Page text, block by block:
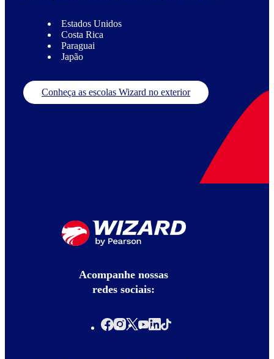
Estados Unidos
Costa Rica
Paraguai
Japão
Conheça as escolas Wizard no exterior
Acompanhe nossas
redes sociais: